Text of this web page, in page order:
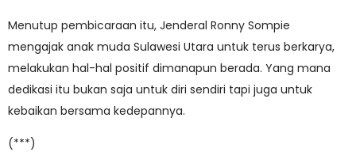
Menutup pembicaraan itu, Jenderal Ronny Sompie
mengajak anak muda Sulawesi Utara untuk terus berkarya,
melakukan hal-hal positif dimanapun berada. Yang mana
dedikasi itu bukan saja untuk diri sendiri tapi juga untuk
kebaikan bersama kedepannya.
(***)